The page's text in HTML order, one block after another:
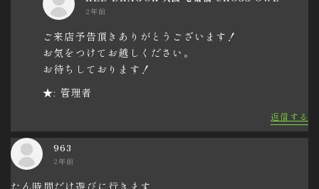
2年前
ご来店予告頂きありがとうございます！
お気をつけてお越しください。
お待ちしております！
★: 管理者
返信する
963
2年前
たん時間だけ遊びに行きます